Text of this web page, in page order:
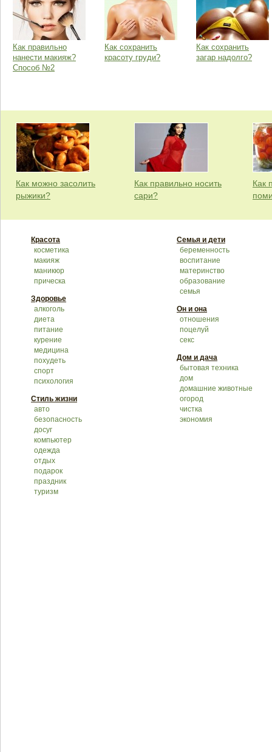
Как правильно
нанести макияж?
Способ №2
Как сохранить
красоту груди?
Как сохранить
загар надолго?
Как можно засолить
рыжики?
Как правильно носить
сари?
Как
Красота
косметика
макияж
маникюр
прическа
Здоровье
алкоголь
диета
питание
курение
медицина
похудеть
спорт
психология
Стиль жизни
авто
безопасность
досуг
компьютер
одежда
отдых
подарок
праздник
туризм
Семья и дети
беременность
воспитание
материнство
образование
семья
Он и она
отношения
поцелуй
секс
Дом и дача
бытовая техника
дом
домашние животные
огород
чистка
экономия